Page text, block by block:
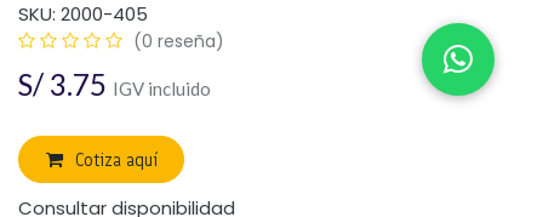
SKU: 2000-405
(0 reseña)
S/ 3.75 IGV incluido
Cotiza aquí
Consultar disponibilidad